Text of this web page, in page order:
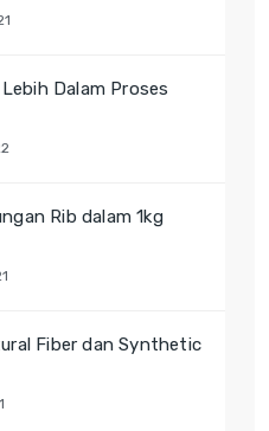
Dalam Proses
Rib dalam 1kg
Fiber dan Synthetic